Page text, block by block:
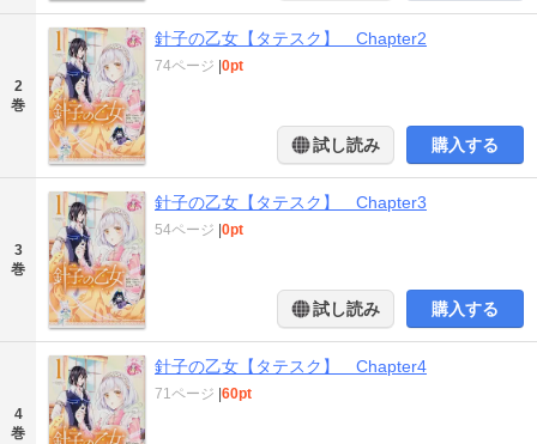
2
巻
針子の乙女【タテスク】 Chapter2
74ページ 0pt
試し読み 購入する
3
巻
針子の乙女【タテスク】 Chapter3
54ページ 0pt
試し読み 購入する
4
巻
針子の乙女【タテスク】 Chapter4
71ページ 60pt